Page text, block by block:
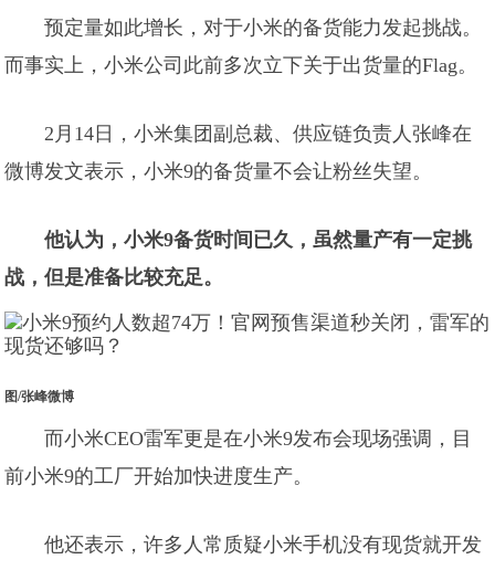
预定量如此增长，对于小米的备货能力发起挑战。
而事实上，小米公司此前多次立下关于出货量的Flag。
2月14日，小米集团副总裁、供应链负责人张峰在
微博发文表示，小米9的备货量不会让粉丝失望。
他认为，小米9备货时间已久，虽然量产有一定挑
战，但是准备比较充足。
图/张峰微博
而小米CEO雷军更是在小米9发布会现场强调，目
前小米9的工厂开始加快进度生产。
他还表示，许多人常质疑小米手机没有现货就开发